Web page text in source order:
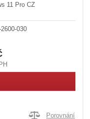
11 Pro CZ
030
Porovnání